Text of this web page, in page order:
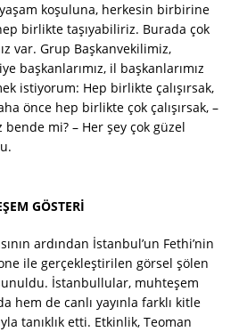
koşuluna, herkesin birbirine
birlikte taşıyabiliriz. Burada çok
var. Grup Başkanvekilimiz,
başkanlarımız, il başkanlarımız
istiyorum: Hep birlikte çalışırsak,
önce hep birlikte çok çalışırsak, –
bende mi? – Her şey çok güzel
GÖSTERİ
ardından İstanbul’un Fethi’nin
ile gerçekleştirilen görsel şölen
İstanbullular, muhteşem
hem de canlı yayınla farklı kitle
tanıklık etti. Etkinlik, Teoman